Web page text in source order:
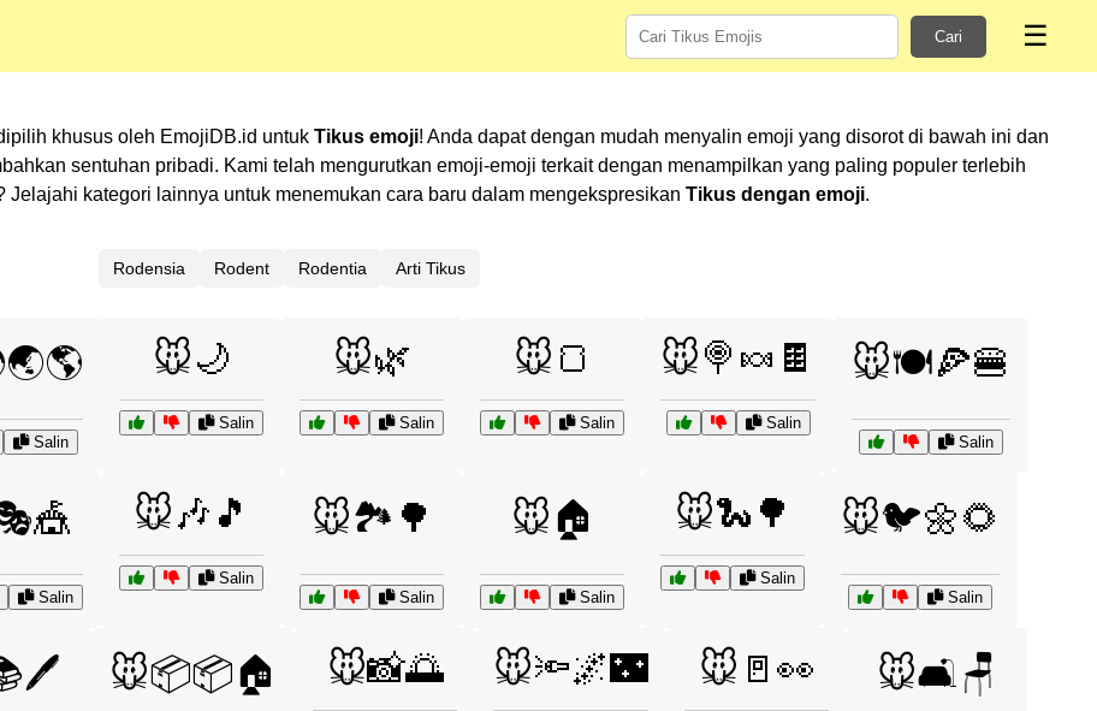
Cari ☰
khusus oleh EmojiDB.id untuk Tikus emoji! Anda dapat dengan mudah menyalin emoji yang disorot di bawah ini dan
sentuhan pribadi. Kami telah mengurutkan emoji-emoji terkait dengan menampilkan yang paling populer terlebih
kategori lainnya untuk menemukan cara baru dalam mengekspresikan Tikus dengan emoji.
Rodensia Rodent Rodentia Arti Tikus
Salin
🐭🌙
Salin
🐭🌿
Salin
🐭🍞
Salin
🐭🍭🍬🍫
Salin
🐭🍽️🍕🍔
Salin
Salin
🐭🎶🎵
Salin
🐭🏞️🌳
Salin
🐭🏠
Salin
🐭🐍🌳
Salin
🐭🐦🌼🌻
Salin
🐭📦📦🏠 🐭📸🌅 🐭🔦🌌🌃 🐭🚪👀 🐭🛋️🪑